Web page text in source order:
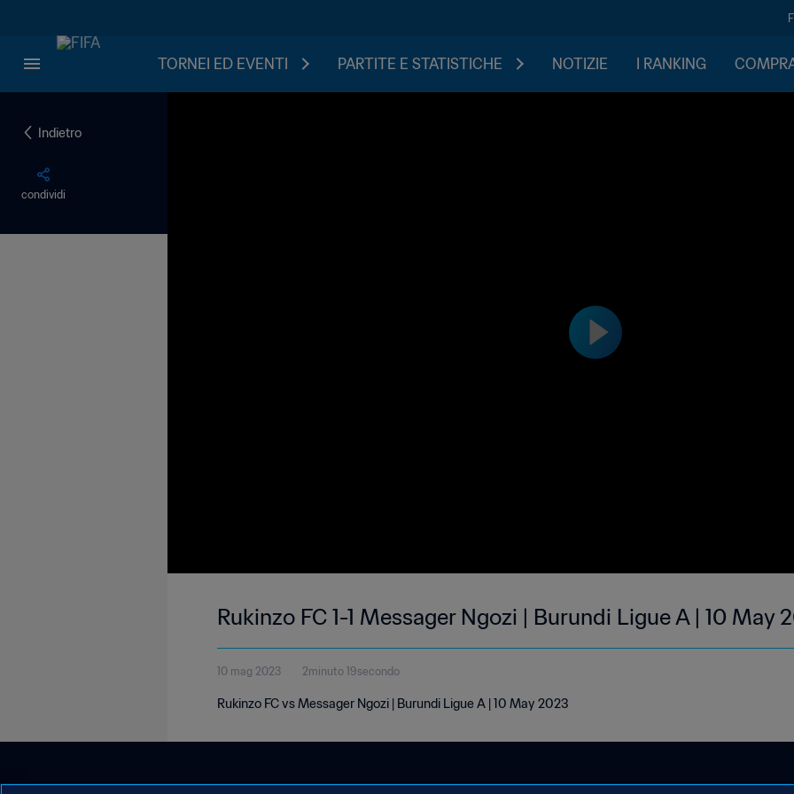
TORNEI ED EVENTI PARTITE E STATISTICHE NOTIZIE I RANKING
Indietro
condividi
Rukinzo FC 1-1 Messager Ngozi | Burundi Ligue A | 10 May
10 mag 2023 2minuto 19secondo
Rukinzo FC vs Messager Ngozi | Burundi Ligue A | 10 May 2023